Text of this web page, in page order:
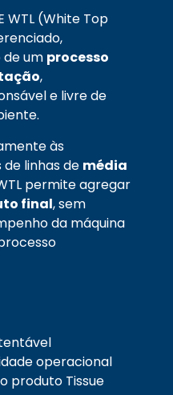
WTL (White Top
de um processo
,
e livre de
às
linhas de média
permite agregar
final, sem
da máquina
operacional
produto Tissue